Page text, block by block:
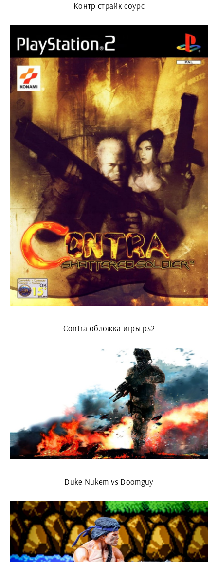
Контр страйк соурс
Contra обложка игры ps2
Duke Nukem vs Doomguy